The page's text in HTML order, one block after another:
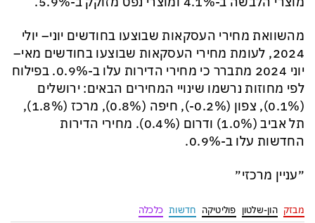
מהשוואת מחירי העסקאות שבוצעו בחודשים יוני– יולי
2024, לעומת מחירי העסקאות שבוצעו בחודשים מאי–
יוני 2024 מתברר כי מחירי הדירות עלו ב-0.9%. בפילוח
לפי מחוזות נרשמו שינויי המחירים הבאים: ירושלים
(0.1%), צפון (0.2%-), חיפה (0.8%), מרכז (1.8%),
תל אביב (1.0%) ודרום (0.4%). מחירי הדירות
החדשות עלו ב-0.9%.
״עניין מרכזי״
מבזק הון-שלטון פוליטיקה חדשות כלכלה